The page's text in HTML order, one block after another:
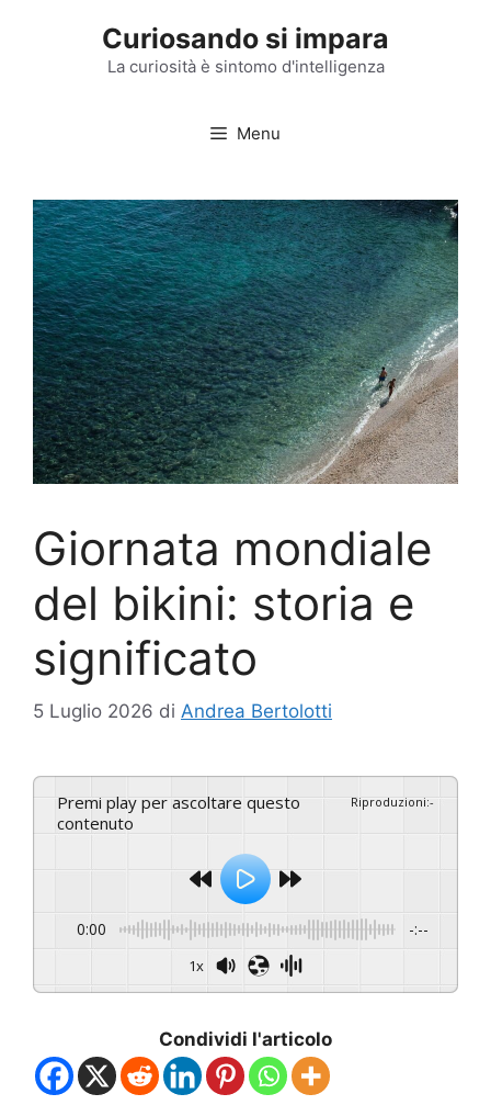
Curiosando si impara
La curiosità è sintomo d'intelligenza
Menu
Giornata mondiale
del bikini: storia e
significato
5 Luglio 2026 di Andrea Bertolotti
Premi play per ascoltare questo
contenuto
Riproduzioni:-
0:00 -:--
1x
Condividi l'articolo